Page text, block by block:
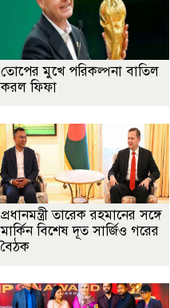
তোপের মুখে পরিকল্পনা বাতিল
করল ফিফা
প্রধানমন্ত্রী তারেক রহমানের সঙ্গে
মার্কিন বিশেষ দূত সার্জিও গরের
বৈঠক